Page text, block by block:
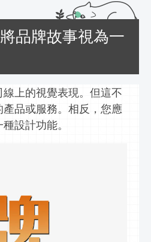
品牌故事視為一
上的視覺表現。但這不
品或服務。相反，您應
設計功能。